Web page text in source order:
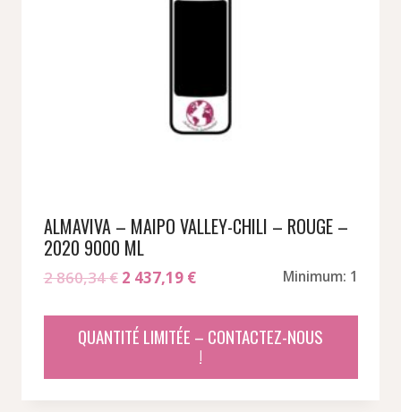
ALMAVIVA – MAIPO VALLEY-CHILI – ROUGE –
2020 9000 ML
2 860,34€ Le
initial
était :
860,34 €.
2 437,19 €Le
est :
437,19 €.
Minimum: 1
QUANTITÉ LIMITÉE – CONTACTEZ-NOUS
!